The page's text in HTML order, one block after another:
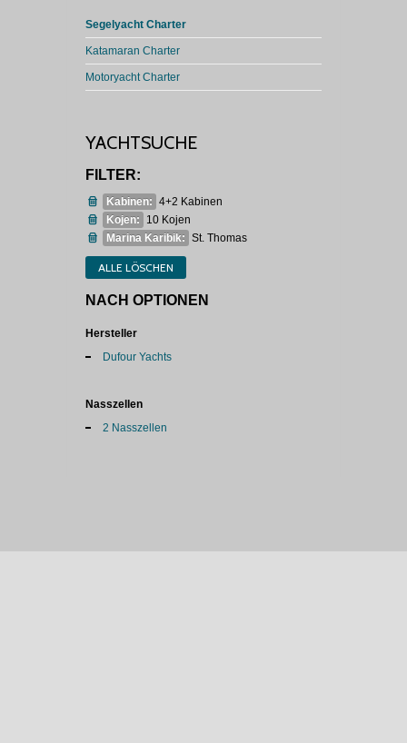
Segelyacht Charter
Katamaran Charter
Motoryacht Charter
YACHTSUCHE
FILTER:
Kabinen: 4+2 Kabinen
Kojen:
10 Kojen
Marina Karibik: St. Thomas
ALLE LÖSCHEN
NACH OPTIONEN
Hersteller
Dufour Yachts
Nasszellen
2 Nasszellen